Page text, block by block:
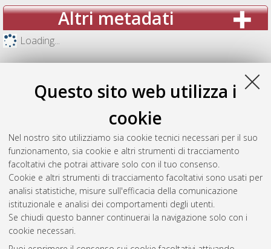
Questo sito web utilizza i
cookie
Nel nostro sito utilizziamo sia cookie tecnici necessari per il suo
funzionamento, sia cookie e altri strumenti di tracciamento
facoltativi che potrai attivare solo con il tuo consenso.
Cookie e altri strumenti di tracciamento facoltativi sono usati per
analisi statistiche, misure sull'efficacia della comunicazione
istituzionale e analisi dei comportamenti degli utenti.
Se chiudi questo banner continuerai la navigazione solo con i
cookie necessari.
Altri metadati
Loading...
Gestione del documento: